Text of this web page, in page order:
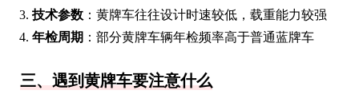
技术参数 ：黄牌车往往设计时速较低，载重能力较强
年检周期 ：部分黄牌车辆年检频率高于普通蓝牌车
三、遇到黄牌车要注意什么